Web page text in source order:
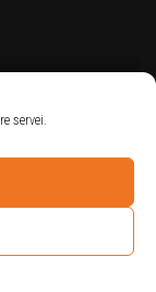
servei.